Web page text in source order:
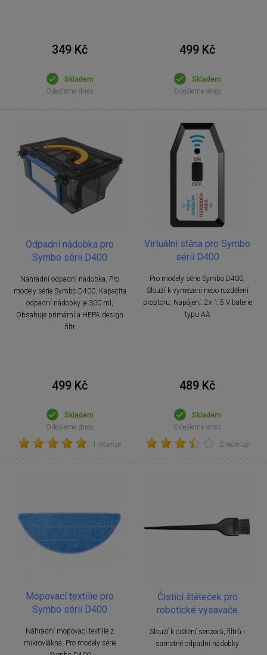
349 Kč
Skladem
Odešleme dnes
499 Kč
Skladem
Odešleme dnes
Odpadní nádobka pro
Symbo sérii D400
Náhradní odpadní nádobka, Pro
modely série Symbo D400, Kapacita
odpadní nádobky je 300 ml,
Obsahuje primární a HEPA design
filtr
499 Kč
Skladem
Odešleme dnes
1 recenze
Virtuální stěna pro Symbo
sérii D400
Pro modely série Symbo D400,
Slouží k vymezení nebo rozdělení
prostoru, Napájení: 2x 1,5 V baterie
typu AA
489 Kč
Skladem
Odešleme dnes
2 recenze
Mopovací textilie pro
Symbo sérii D400
Náhradní mopovací textilie z
mikrovlákna, Pro modely série
Čistící štěteček pro
robotické vysavače
Slouží k čištění senzorů, filtrů i
samotné odpadní nádobky